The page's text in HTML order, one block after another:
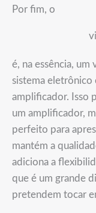
Por fim, o
é, na essência,
sistema
amplificador. Isso
um amplificador,
perfeito para
mantém a
adiciona a
que é um grande
pretendem tocar